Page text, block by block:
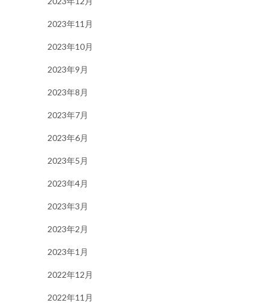
2023年11月
2023年10月
2023年9月
2023年8月
2023年7月
2023年6月
2023年5月
2023年4月
2023年3月
2023年2月
2023年1月
2022年12月
2022年11月